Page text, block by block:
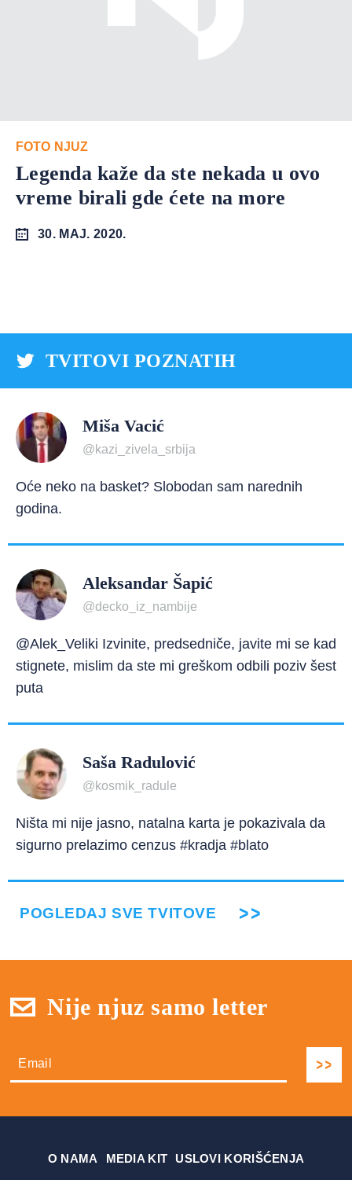
FOTO NJUZ
Legenda kaže da ste nekada u ovo
vreme birali gde ćete na more
30. MAJ. 2020.
TVITOVI POZNATIH
Miša Vacić
@kazi_zivela_srbija
Oće neko na basket? Slobodan sam narednih
godina.
Aleksandar Šapić
@decko_iz_nambije
@Alek_Veliki Izvinite, predsedniče, javite mi se kad
stignete, mislim da ste mi greškom odbili poziv šest
puta
Saša Radulović
@kosmik_radule
Ništa mi nije jasno, natalna karta je pokazivala da
sigurno prelazimo cenzus #kradja #blato
POGLEDAJ SVE TVITOVE
Nije njuz samo letter
О NAMA MEDIA KIT USLOVI KORIŠĆENJA